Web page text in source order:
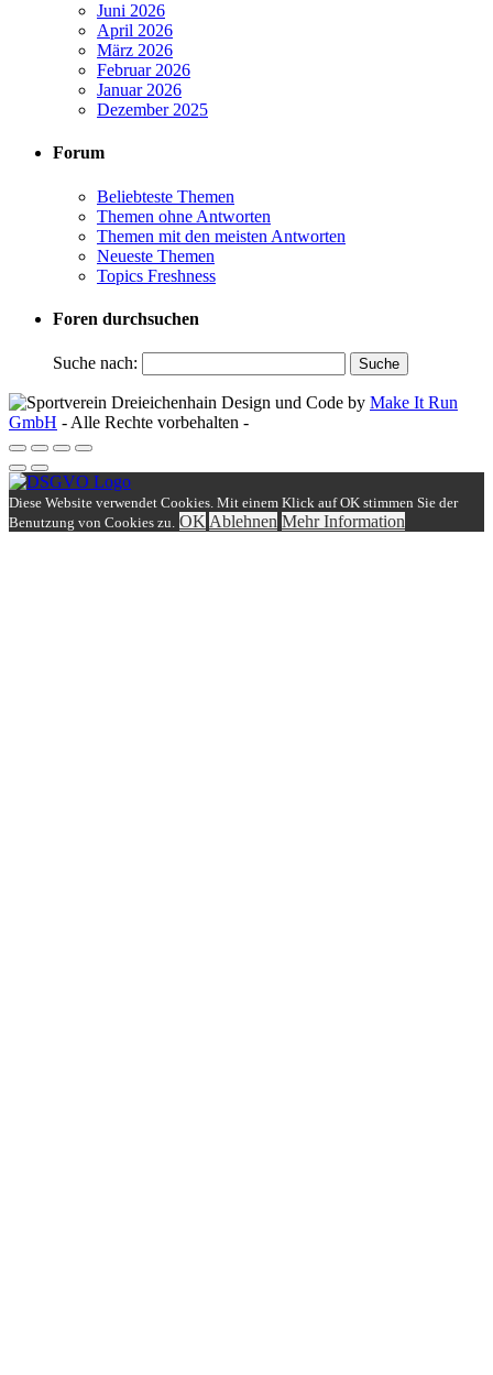
Juni 2026
April 2026
März 2026
Februar 2026
Januar 2026
Dezember 2025
Forum
Beliebteste Themen
Themen ohne Antworten
Themen mit den meisten Antworten
Neueste Themen
Topics Freshness
Foren durchsuchen
Suche nach:
Design und Code by Make It Run
GmbH - Alle Rechte vorbehalten -
Diese Website verwendet Cookies. Mit einem Klick auf OK stimmen Sie der
Benutzung von Cookies zu. OK Ablehnen Mehr Information